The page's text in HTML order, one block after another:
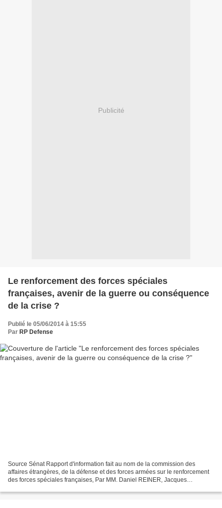
Publicité
Le renforcement des forces spéciales
françaises, avenir de la guerre ou conséquence
de la crise ?
Publié le 05/06/2014 à 15:55
Par RP Defense
Source Sénat Rapport d'information fait au nom de la commission des
affaires étrangères, de la défense et des forces armées sur le renforcement
des forces spéciales françaises, Par MM. Daniel REINER, Jacques